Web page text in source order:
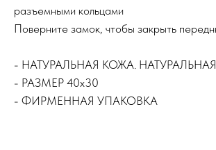
разъемными кольцами
Поверните замок, чтобы закрыть
- НАТУРАЛЬНАЯ КОЖА.
- РАЗМЕР 40x30
- ФИРМЕННАЯ УПАКОВКА